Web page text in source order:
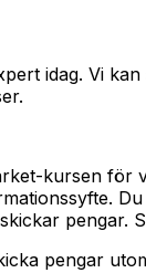
idag. Vi kan
kursen för
pengar.
pengar